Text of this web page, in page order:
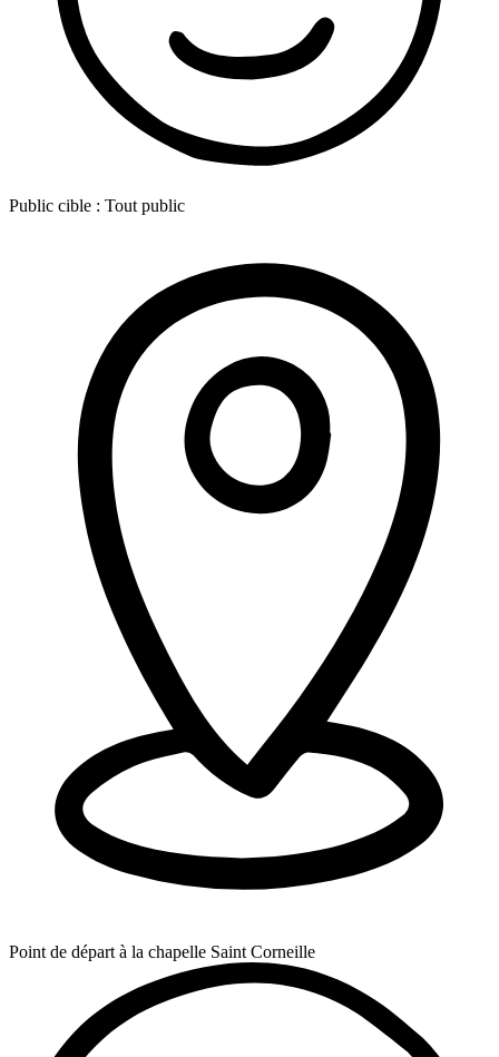
Public cible : Tout public
Point de départ à la chapelle Saint Corneille